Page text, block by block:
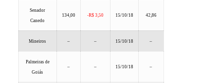
Senador
Canedo
134,00 -R$ 3,50 15/10/18 42,86
Mineiros – – 15/10/18 –
Palmeiras de
Goiás
– – 15/10/18 –